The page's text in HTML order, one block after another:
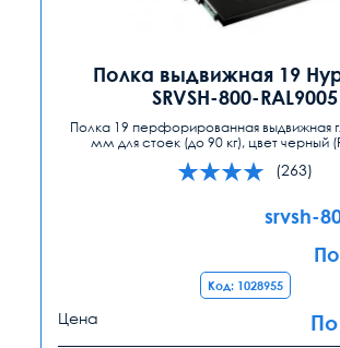
Полка выдвижная 19
SRVSH-800-RAL9005
Полка 19 перфорированная выдвижная
мм для стоек (до 90 кг), цвет черный
(263)
srvsh-
Код: 1028955
Цена